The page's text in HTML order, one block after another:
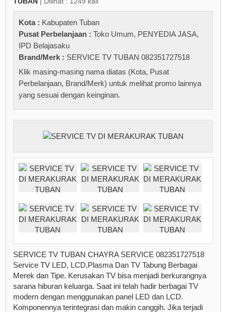
Kota : Kabupaten Tuban
Pusat Perbelanjaan : Toko Umum, PENYEDIA JASA,
IPD Belajasaku
Brand/Merk : SERVICE TV TUBAN 082351727518
Klik masing-masing nama diatas (Kota, Pusat
Perbelanjaan, Brand/Merk) untuk melihat promo lainnya
yang sesuai dengan keinginan.
SERVICE TV TUBAN CHAYRA SERVICE 082351727518
Service TV LED, LCD,Plasma Dan TV Tabung Berbagai
Merek dan Tipe. Kerusakan TV bisa menjadi berkurangnya
sarana hiburan keluarga. Saat ini telah hadir berbagai TV
modern dengan menggunakan panel LED dan LCD.
Komponennya terintegrasi dan makin canggih. Jika terjadi